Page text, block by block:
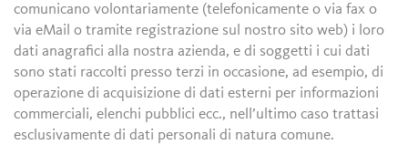
comunicano volontariamente (telefonicamente o via fax o
via eMail o tramite registrazione sul nostro sito web) i loro
dati anagrafici alla nostra azienda, e di soggetti i cui dati
sono stati raccolti presso terzi in occasione, ad esempio, di
operazione di acquisizione di dati esterni per informazioni
commerciali, elenchi pubblici ecc., nell’ultimo caso trattasi
esclusivamente di dati personali di natura comune.